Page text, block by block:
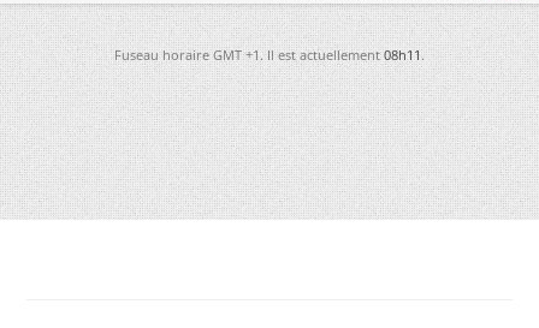
Fuseau horaire GMT +1. Il est actuellement08h11.